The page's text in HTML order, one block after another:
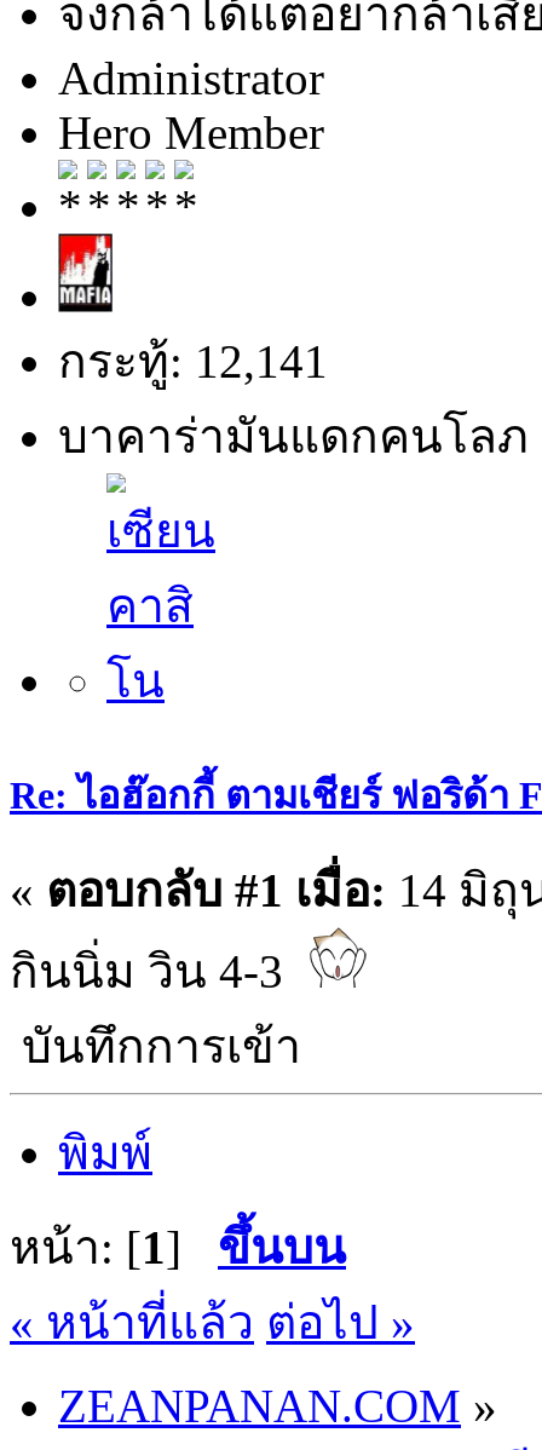
จงกล้าได้แต่อย่ากล้าเสี
Administrator
Hero Member
กระทู้: 12,141
บาคาร่ามันแดกคนโลภ
Re: ไอฮ๊อกกี้ ตามเชียร์ ฟอริด้า
« ตอบกลับ #1 เมื่อ: 14 มิถุ
กินนิ่ม วิน 4-3
บันทึกการเข้า
พิมพ์
หน้า: [1] ขึ้นบน
« หน้าที่แล้ว ต่อไป »
ZEANPANAN.COM »